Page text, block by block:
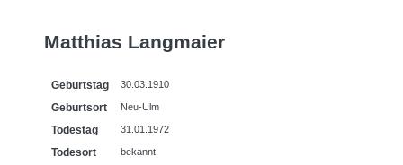
Matthias Langmaier
Geburtstag 30.03.1910
Geburtsort Neu-Ulm
Todestag 31.01.1972
Todesort bekannt